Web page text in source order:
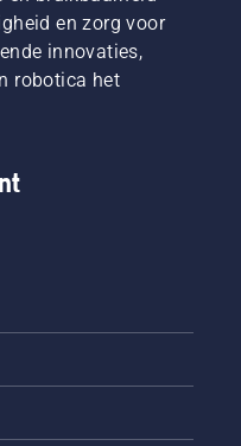
en zorg voor
innovaties,
robotica het